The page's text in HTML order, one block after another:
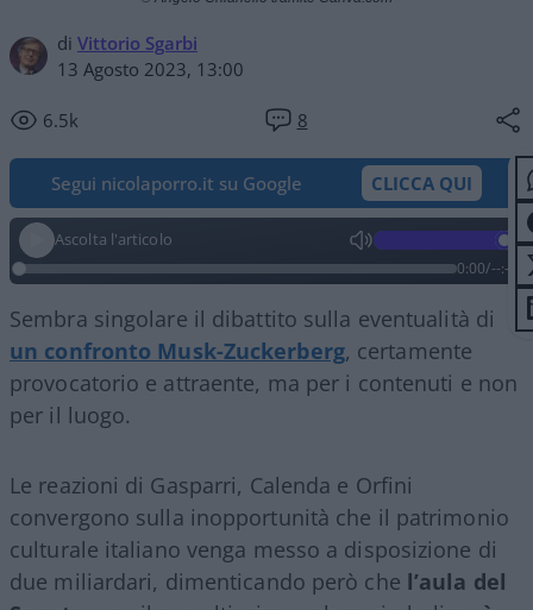
di Vittorio Sgarbi
13 Agosto 2023, 13:00
6.5k 8
Segui nicolaporro.it su Google CLICCA QUI
Ascolta l'articolo
0:00/--:--
Sembra singolare il dibattito sulla eventualità di
un confronto Musk-Zuckerberg, certamente
provocatorio e attraente, ma per i contenuti e non
per il luogo.
Le reazioni di Gasparri, Calenda e Orfini
convergono sulla inopportunità che il patrimonio
culturale italiano venga messo a disposizione di
due miliardari, dimenticando però che l’aula del